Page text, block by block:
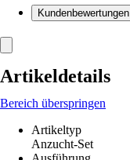
Kundenbewertungen
Artikeldetails
Bereich überspringen
Artikeltyp
Anzucht-Set